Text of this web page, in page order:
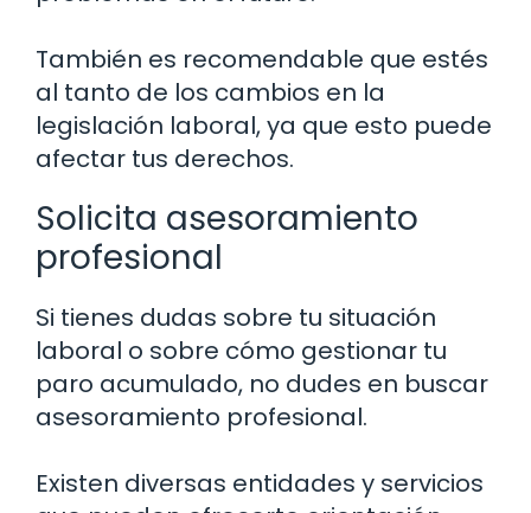
También es recomendable que estés
al tanto de los cambios en la
legislación laboral, ya que esto puede
afectar tus derechos.
Solicita asesoramiento
profesional
Si tienes dudas sobre tu situación
laboral o sobre cómo gestionar tu
paro acumulado, no dudes en buscar
asesoramiento profesional.
Existen diversas entidades y servicios